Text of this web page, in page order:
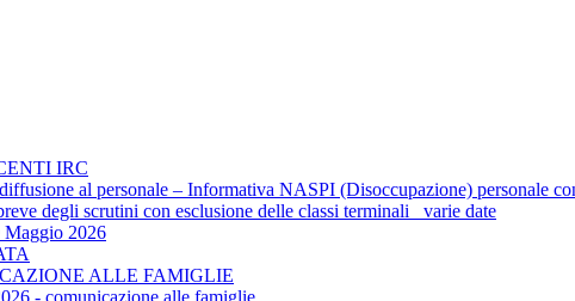
IRC
al personale – Informativa NASPI (Disoccupazione) personale
degli scrutini con esclusione delle classi terminali_ varie date
Maggio 2026
ALLE FAMIGLIE